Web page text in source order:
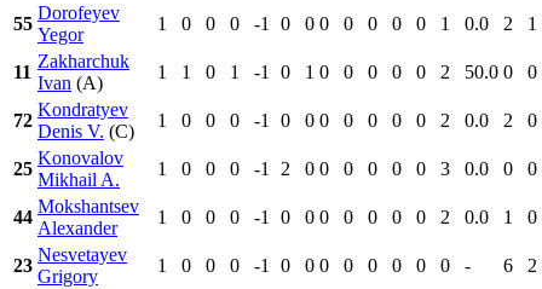
55
Dorofeyev
Yegor
1 0 0 0 -1 0 0 0 0 0 0 0 1 0.0 2 1
11
Zakharchuk
Ivan (A)
1 1 0 1 -1 0 1 0 0 0 0 0 2 50.0 0 0
72
Kondratyev
Denis V. (C)
1 0 0 0 -1 0 0 0 0 0 0 0 2 0.0 2 0
25
Konovalov
Mikhail A.
1 0 0 0 -1 2 0 0 0 0 0 0 3 0.0 0 0
44
Mokshantsev
Alexander
1 0 0 0 -1 0 0 0 0 0 0 0 2 0.0 1 0
23
Nesvetayev
Grigory
1 0 0 0 -1 0 0 0 0 0 0 0 0 - 6
2